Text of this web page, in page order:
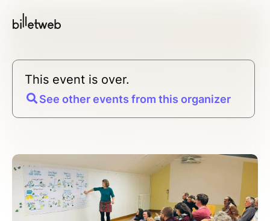
This event is over.
See other events from this organizer